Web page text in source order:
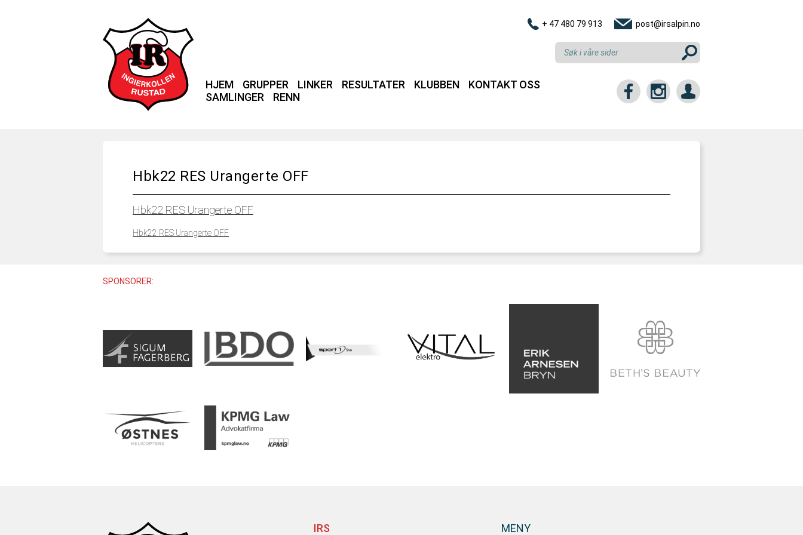
+ 47 480 79 913 post@irsalpin.no
HJEM GRUPPER LINKER RESULTATER KLUBBEN
KONTAKT OSS
SAMLINGER
RENN
Hbk22 RES Urangerte OFF
Hbk22 RES Urangerte OFF
Hbk22 RES Urangerte OFF
SPONSORER:
IRS MENY